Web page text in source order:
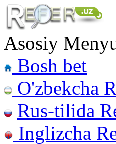
Asosiy
Bosh bet
O'zbekcha
Rus-tilida
Inglizcha